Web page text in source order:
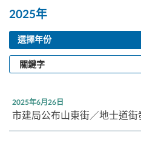
2025年
選擇年份
輸
入
鍵
字
2025年6月26日
市建局公布山東街／地士道